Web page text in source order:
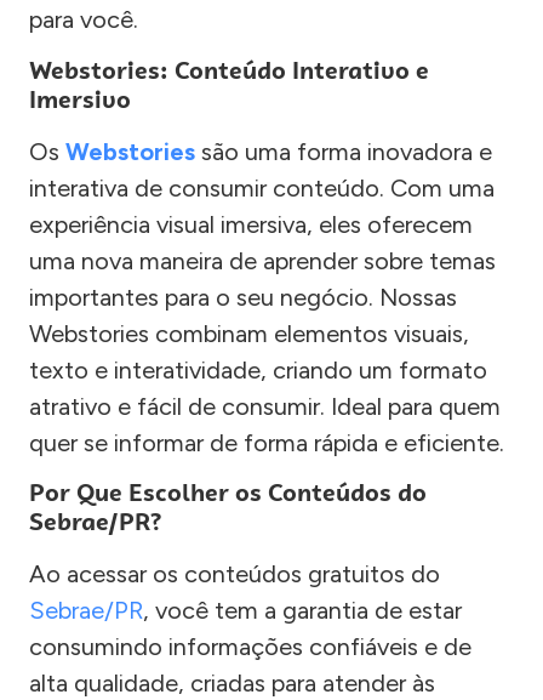
para você.
Webstories: Conteúdo Interativo e
Imersivo
Os Webstories são uma forma inovadora e
interativa de consumir conteúdo. Com uma
experiência visual imersiva, eles oferecem
uma nova maneira de aprender sobre temas
importantes para o seu negócio. Nossas
Webstories combinam elementos visuais,
texto e interatividade, criando um formato
atrativo e fácil de consumir. Ideal para quem
quer se informar de forma rápida e eficiente.
Por Que Escolher os Conteúdos do
Sebrae/PR?
Ao acessar os conteúdos gratuitos do
Sebrae/PR, você tem a garantia de estar
consumindo informações confiáveis e de
alta qualidade, criadas para atender às